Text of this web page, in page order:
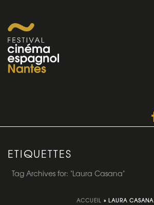
ETIQUETTES
Tag Archives for: "Laura Casana"
ACCUEIL » LAURA CASANA